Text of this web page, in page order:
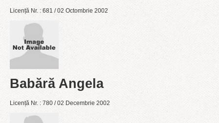
Licență Nr. : 681 / 02 Octombrie 2002
Babără Angela
Licență Nr. : 780 / 02 Decembrie 2002